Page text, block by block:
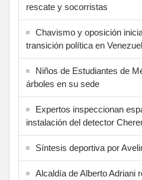
rescate y socorristas
Chavismo y oposición
transición política en
Niños de Estudiantes de
árboles en su sede
Expertos inspeccionan
instalación del detector
Síntesis deportiva por
Alcaldía de Alberto Adriani